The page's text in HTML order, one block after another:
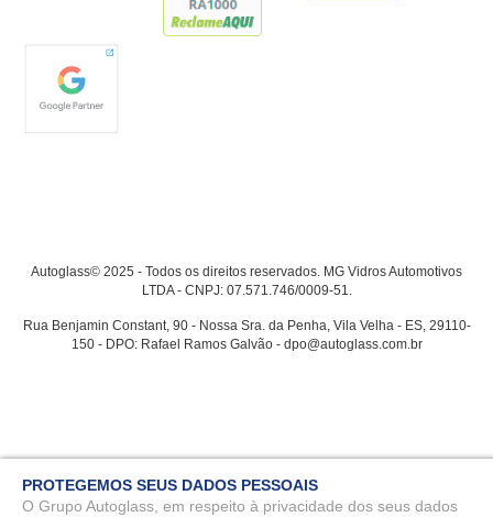
Autoglass© 2025 - Todos os direitos reservados. MG Vidros Automotivos
LTDA - CNPJ: 07.571.746/0009-51.
Rua Benjamin Constant, 90 - Nossa Sra. da Penha, Vila Velha - ES, 29110-
150 - DPO: Rafael Ramos Galvão - dpo@autoglass.com.br
PROTEGEMOS SEUS DADOS PESSOAIS
O Grupo Autoglass, em respeito à privacidade dos seus dados